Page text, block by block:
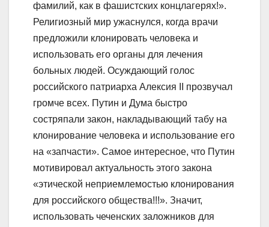
фамилий, как в фашистских концлагерях!».
Религиозный мир ужаснулся, когда врачи
предложили клонировать человека и
использовать его органы для лечения
больных людей. Осуждающий голос
российского патриарха Алексия II прозвучал
громче всех. Путин и Дума быстро
состряпали закон, накладывающий табу на
клонирование человека и использование его
на «запчасти». Самое интересное, что Путин
мотивировал актуальность этого закона
«этической неприемлемостью клонирования
для российского общества!!!». Значит,
использовать чеченских заложников для